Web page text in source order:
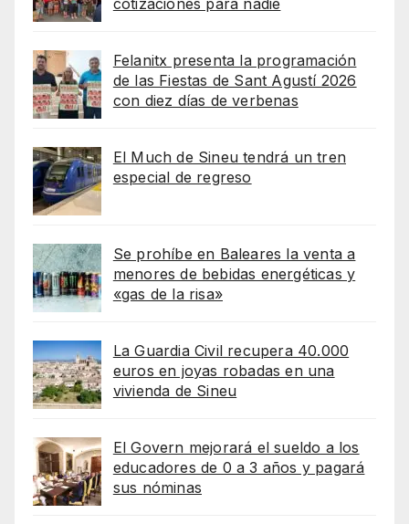
cotizaciones para nadie
Felanitx presenta la programación
de las Fiestas de Sant Agustí 2026
con diez días de verbenas
El Much de Sineu tendrá un tren
especial de regreso
Se prohíbe en Baleares la venta a
menores de bebidas energéticas y
«gas de la risa»
La Guardia Civil recupera 40.000
euros en joyas robadas en una
vivienda de Sineu
El Govern mejorará el sueldo a los
educadores de 0 a 3 años y pagará
sus nóminas